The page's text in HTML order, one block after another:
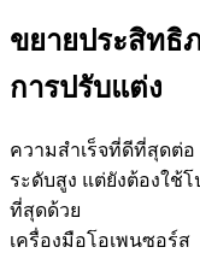
ขยายประสิทธิ
การปรับแต่ง
ความสําเร็จที่ดีที่สุดต่อ
ระดับสูง แต่ยังต้องใช้
ที่สุดด้วย
เครื่องมือโอเพนซอร์ส